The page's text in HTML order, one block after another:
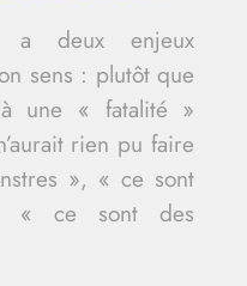
a deux enjeux
sens : plutôt que
une « fatalité »
rien pu faire
», « ce sont
« ce sont des